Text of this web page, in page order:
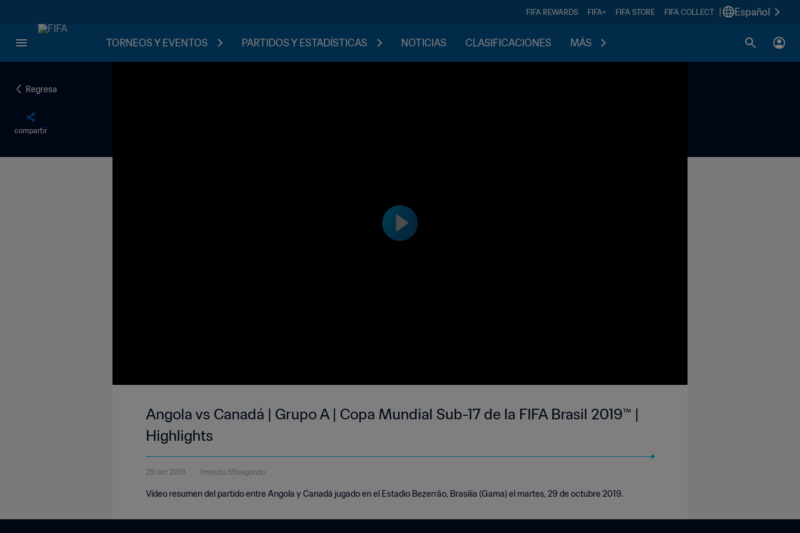
FIFA REWARDS FIFA+ FIFA STORE FIFA COLLECT Español
TORNEOS Y EVENTOS PARTIDOS Y ESTADÍSTICAS NOTICIAS CLASIFICACIONES MÁS
Regresa
compartir
Angola vs Canadá | Grupo A | Copa Mundial Sub-17 de la FIFA Brasil 2019™ |
Highlights
29 oct 2019 1minuto 59segundo
Vídeo resumen del partido entre Angola y Canadá jugado en el Estadio Bezerrão, Brasilia (Gama) el martes, 29 de octubre 2019.